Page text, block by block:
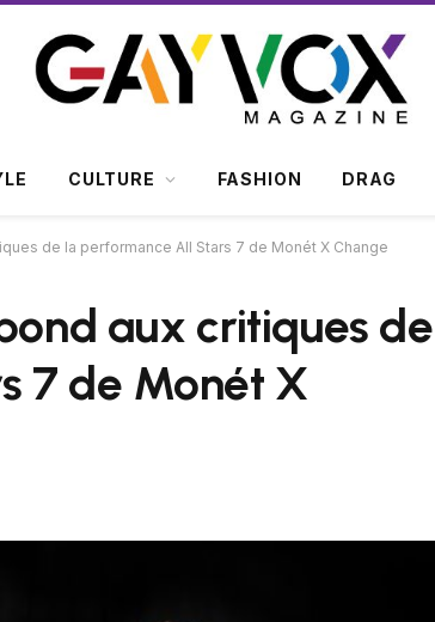
CULTURE FASHION DRAG
de la performance All Stars 7 de Monét X Change
aux critiques de
7 de Monét X